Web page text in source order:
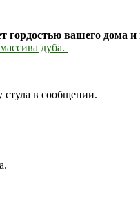
гордостью вашего дома
дуба.
стула в сообщении.